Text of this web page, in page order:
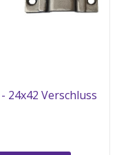
24x42 Verschluss